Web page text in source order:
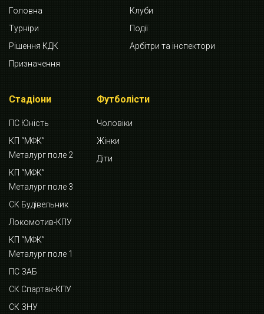
Головна
Клуби
Турніри
Події
Рішення КДК
Арбітри та інспектори
Призначення
Стадіони
ПС Юність
КП “МФК”
Металург поле 2
КП “МФК”
Металург поле 3
СК Будівельник
Локомотив-КПУ
КП “МФК”
Металург поле 1
ПС ЗАБ
СК Спартак-КПУ
СК ЗНУ
Футболісти
Чоловіки
Жінки
Діти